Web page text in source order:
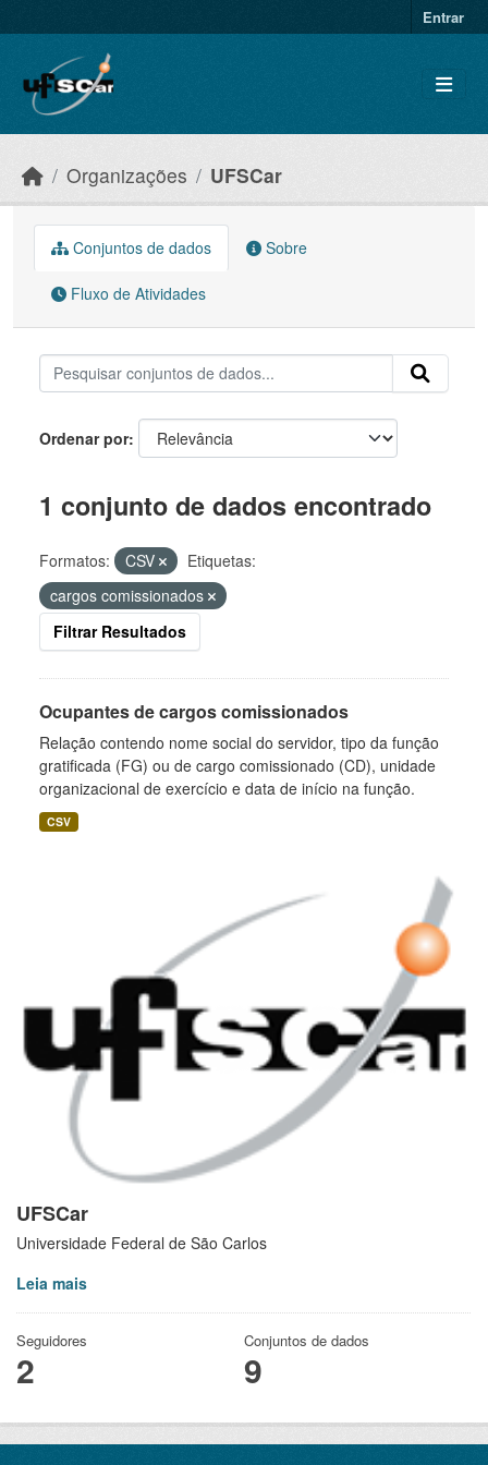
Entrar
Organizações UFSCar
UFSCar
Universidade Federal de São Carlos
Leia mais
Seguidores
2
Conjuntos de dados
9
Conjuntos de dados Sobre
Fluxo de Atividades
Ordenar por
1 conjunto de dados encontrado
Formatos: CSV
Etiquetas:
cargos comissionados
Filtrar Resultados
Ocupantes de cargos comissionados
Relação contendo nome social do servidor, tipo da função
gratificada (FG) ou de cargo comissionado (CD), unidade
organizacional de exercício e data de início na função.
CSV